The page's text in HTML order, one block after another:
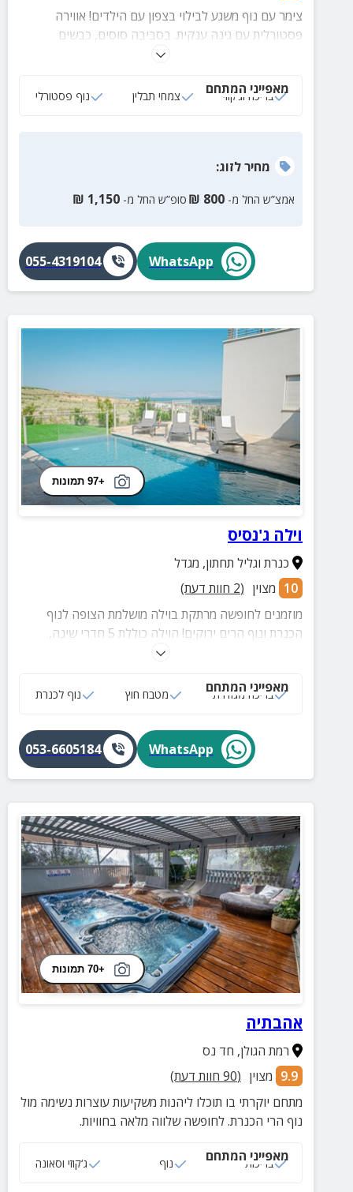
צימר עם נוף משגע לבילוי בצפון עם הילדים! אווירה
פסטורלית עם גינה ענקית. בסביבה סוסים, כבשים
ותרנגולות, בריכה, ג'קוזי רומנטי מהחלומות בלב הגינה
מאפייני המתחם
בריכה וג‘קוזי צמחי תבלין נוף פסטורלי
מחירלזוג:
אמצ”ש החל מ- 800
₪ סופ”ש החל מ- 1,150
₪
WhatsApp
055-4319104
+97 תמונות
וילה ג'נסיס
כנרת וגליל תחתון, מגדל
10 מצוין (
2 חוות דעת)
מוזמנים לחופשה מרתקת בוילה מושלמת הצופה לנוף
הכנרת ונוף הרים ירוקים! הוילה כוללת 5 חדרי שינה,
מאפייני המתחם
בריכה מגודרת מטבח חוץ נוף לכנרת
WhatsApp
053-6605184
+70 תמונות
אהבתיה
רמת הגולן, חד נס
9.9 מצוין (
90 חוות דעת)
מתחם יוקרתי בו תוכלו ליהנות משקיעות עוצרות נשימה מול
נוף הרי הכנרת. לחופשה שלווה מלאה בחוויות.
מאפייני המתחם
בריכות נוף ג‘קוזי וסאונה